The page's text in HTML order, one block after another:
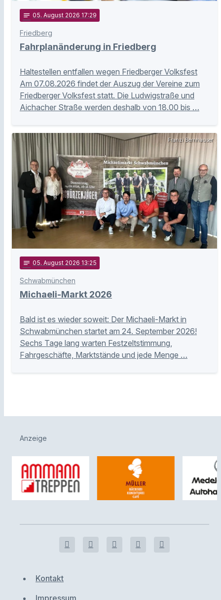
notes 05. August 2026 17:29
Friedberg
Fahrplanänderung in Friedberg
Haltestellen entfallen wegen Friedberger Volksfest
Am 07.08.2026 findet der Auszug der Vereine zum
Friedberger Volksfest statt. Die Ludwigstraße und
Aichacher Straße werden deshalb von 18.00 bis …
Franzi Bernhauser
notes 05. August 2026 13:25
Schwabmünchen
Michaeli-Markt 2026
Bald ist es wieder soweit: Der Michaeli-Markt in
Schwabmünchen startet am 24. September 2026!
Sechs Tage lang warten Festzeltstimmung,
Fahrgeschäfte, Marktstände und jede Menge …
Anzeige
Kontakt
Impressum